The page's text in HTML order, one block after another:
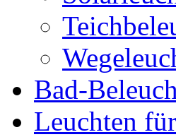
Bad-
Leuchten